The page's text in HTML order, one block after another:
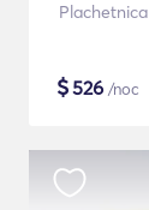
Plachetnica
$526 /noc